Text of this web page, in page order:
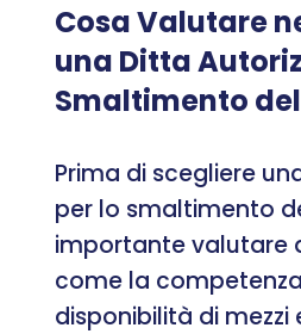
Cosa Valutare
una Ditta
Smaltimento
Prima di scegliere
per lo smaltimento
importante valutare
come la
disponibilità di mezzi